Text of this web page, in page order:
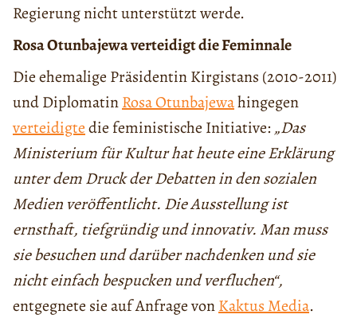
Regierung nicht unterstützt werde.
Rosa Otunbajewa verteidigt die Feminnale
Die ehemalige Präsidentin Kirgistans (2010-2011)
und DiplomatinRosa Otunbajewahingegen
verteidigtedie feministische Initiative: „Das
Ministerium für Kultur hat heute eine Erklärung
unter dem Druck der Debatten in den sozialen
Medien veröffentlicht. Die Ausstellung ist
ernsthaft, tiefgründig und innovativ. Man muss
sie besuchen und darüber nachdenken und sie
nicht einfach bespucken und verfluchen“,
entgegnete sie auf Anfrage vonKaktus Media.